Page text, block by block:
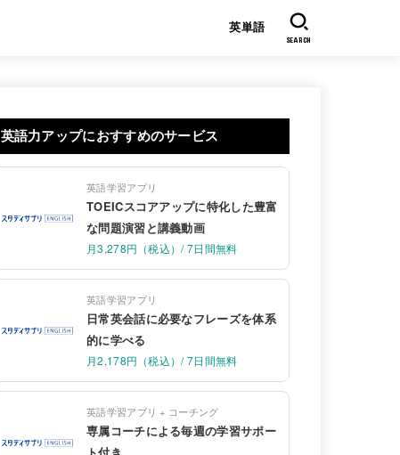
英単語
SEARCH
英語力アップにおすすめのサービス
英語学習アプリ
TOEICスコアアップに特化した豊富
な問題演習と講義動画
月3,278円（税込）/ 7日間無料
英語学習アプリ
日常英会話に必要なフレーズを体系
的に学べる
月2,178円（税込）/ 7日間無料
英語学習アプリ + コーチング
専属コーチによる毎週の学習サポー